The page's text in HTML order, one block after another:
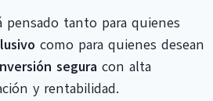
pensado tanto para quienes
como para quienes desean
segura con alta
y rentabilidad.